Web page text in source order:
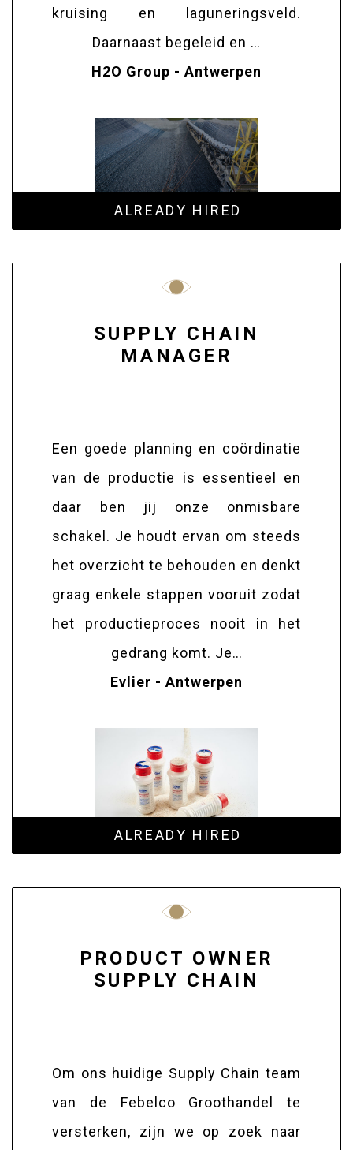
kruising en laguneringsveld.
Daarnaast begeleid en …
H2O Group - Antwerpen
ALREADY HIRED
SUPPLY CHAIN
MANAGER
Een goede planning en coördinatie
van de productie is essentieel en
daar ben jij onze onmisbare
schakel. Je houdt ervan om steeds
het overzicht te behouden en denkt
graag enkele stappen vooruit zodat
het productieproces nooit in het
gedrang komt. Je…
Evlier - Antwerpen
ALREADY HIRED
PRODUCT OWNER
SUPPLY CHAIN
Om ons huidige Supply Chain team
van de Febelco Groothandel te
versterken, zijn we op zoek naar